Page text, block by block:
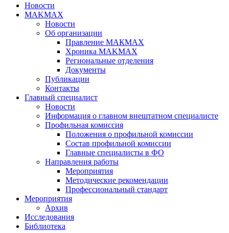
Новости
MAKMAX
Новости
Об организации
Правление МАКМАХ
Хроника MAKMAX
Региональные отделения
Документы
Публикации
Контакты
Главный специалист
Новости
Информация о главном внештатном специалисте
Профильная комиссия
Положения о профильной комиссии
Состав профильной комиссии
Главные специалисты в ФО
Направления работы
Мероприятия
Методические рекомендации
Профессиональный стандарт
Мероприятия
Архив
Исследования
Библиотека